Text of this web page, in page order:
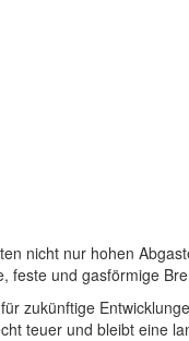
nicht nur hohen
feste und gasförmige
zukünftige
teuer und bleibt eine